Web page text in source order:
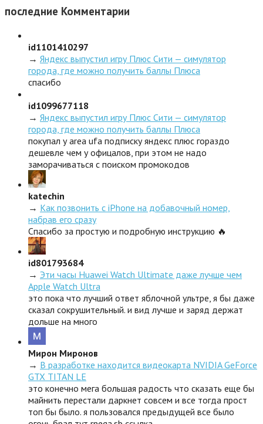
последние Комментарии
id1101410297
→ Яндекс выпустил игру Плюс Сити — симулятор
города, где можно получить баллы Плюса
спасибо
id1099677118
→ Яндекс выпустил игру Плюс Сити — симулятор
города, где можно получить баллы Плюса
покупал у area ufa подписку яндекс плюс гораздо
дешевле чем у офицалов, при этом не надо
заморачиваться с поиском промокодов
katechin
→ Как позвонить с iPhone на добавочный номер,
набрав его сразу
Спасибо за простую и подробную инструкцию 🔥
id801793684
→ Эти часы Huawei Watch Ultimate даже лучше чем
Apple Watch Ultra
это пока что лучший ответ яблочной ультре, я бы даже
сказал сокрушительный. и вид лучше и заряд держат
дольше на много
Мирон Миронов
→ В разработке находится видеокарта NVIDIA GeForce
GTX TITAN LE
это конечно мега большая радость что сказать еще бы
майнить перестали даркнет совсем и все тогда прост
топ бы было. я пользовался предыдущей все было